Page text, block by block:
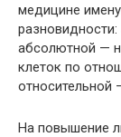
медицине
абсолютной —
клеток по
относительной
На повышение